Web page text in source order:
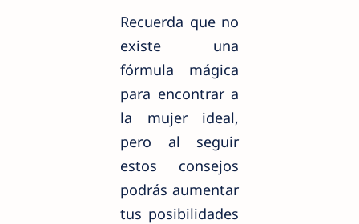
Recuerda que no
existe una
fórmula mágica
para encontrar a
la mujer ideal,
pero al seguir
estos consejos
podrás aumentar
tus posibilidades